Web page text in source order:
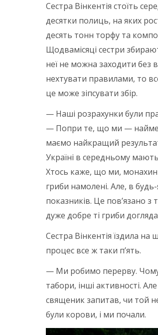
Сестра Вінкентія стоїть
десятки полиць, на яких
десять тонн торфу та
Щодвамісяці сестри
неї не можна заходити без
нехтувати правилами, то
це може зіпсувати збір.
— Наші розрахунки були
— Попри те, що ми —
маємо найкращий
Україні в середньому
Хтось каже, що ми,
гриби намолені. Але, в
показників. Це пов’язано
дуже добре ті гриби
Сестра Вінкентія їздила на
процес все ж таки п’ять.
— Ми робимо перерву.
табори, інші активності.
священик запитав, чи той
були корови, і ми почали.